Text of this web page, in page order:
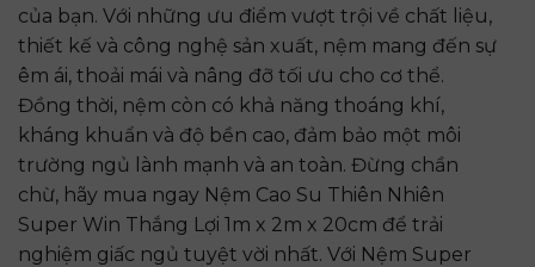
của bạn. Với những ưu điểm vượt trội về chất liệu,
thiết kế và công nghệ sản xuất, nệm mang đến sự
êm ái, thoải mái và nâng đỡ tối ưu cho cơ thể.
Đồng thời, nệm còn có khả năng thoáng khí,
kháng khuẩn và độ bền cao, đảm bảo một môi
trường ngủ lành mạnh và an toàn. Đừng chần
chừ, hãy mua ngay Nệm Cao Su Thiên Nhiên
Super Win Thắng Lợi 1m x 2m x 20cm để trải
nghiệm giấc ngủ tuyệt vời nhất. Với Nệm Super